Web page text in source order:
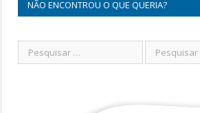
NÃO ENCONTROU O QUE QUERIA?